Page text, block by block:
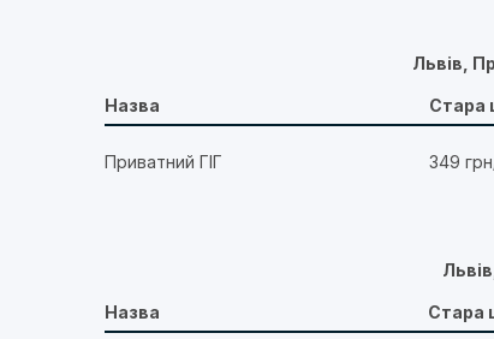
Львів,
Назва Стара
Приватний ГІГ 349
Назва Стара